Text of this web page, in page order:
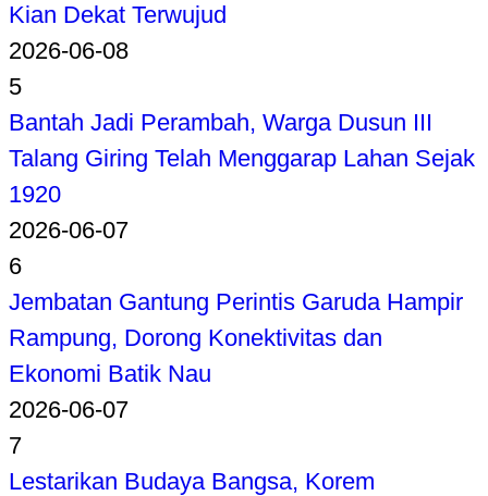
Kian Dekat Terwujud
2026-06-08
5
Bantah Jadi Perambah, Warga Dusun III
Talang Giring Telah Menggarap Lahan Sejak
1920
2026-06-07
6
Jembatan Gantung Perintis Garuda Hampir
Rampung, Dorong Konektivitas dan
Ekonomi Batik Nau
2026-06-07
7
Lestarikan Budaya Bangsa, Korem